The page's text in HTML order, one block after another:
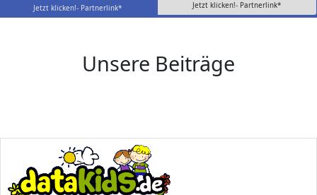
Jetzt klicken!- Partnerlink* Jetzt klicken!- Partnerlink*
Unsere Beiträge